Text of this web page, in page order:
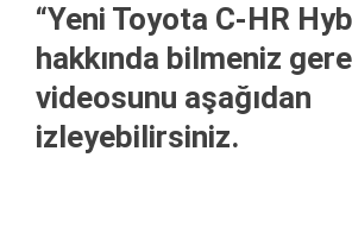
“Yeni Toyota C-HR
hakkında bilmeniz
videosunu aşağıdan
izleyebilirsiniz.